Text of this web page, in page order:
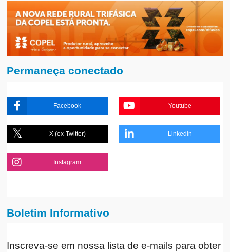
Permaneça conectado
Facebook Youtube
X (ex-Twitter) Linkedin
Instagram
Boletim Informativo
Inscreva-se em nossa lista de e-mails para obter